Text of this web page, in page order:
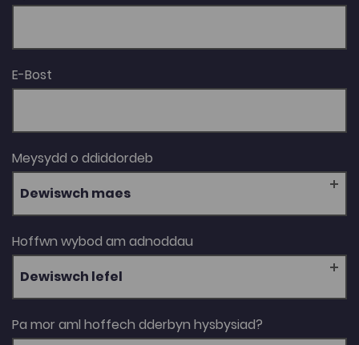
E-Bost
Meysydd o ddiddordeb
Dewiswch maes
Hoffwn wybod am adnoddau
Dewiswch lefel
Pa mor aml hoffech dderbyn hysbysiad?